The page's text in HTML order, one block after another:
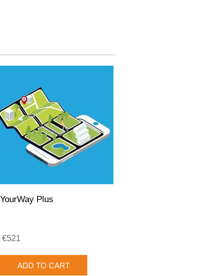
YourWay Plus
€521